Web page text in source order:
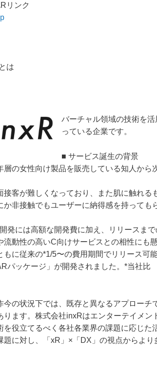
リンク
は
バーチャル領域の技術を
っている企業です。
■ サービス誕生の背景
層の女性向け製品を販売している知人から
接客が難しくなっており、また肌に触れ
か非接触でもユーザーに納得感を持っても
発には高額な開発費に加え、リリースま
流動性の高いC向けサービスとの相性にも
もに従来の*1/5〜の費用期間でリリース可
パッケージ」が開発されました。*当社比
今の状況下では、既存と異なるアプロー
ります。株式会社inxRはエンターテイメ
を役立てるべく各社各業界の課題に応じた
題に対し、「xR」×「DX」の視点からよ